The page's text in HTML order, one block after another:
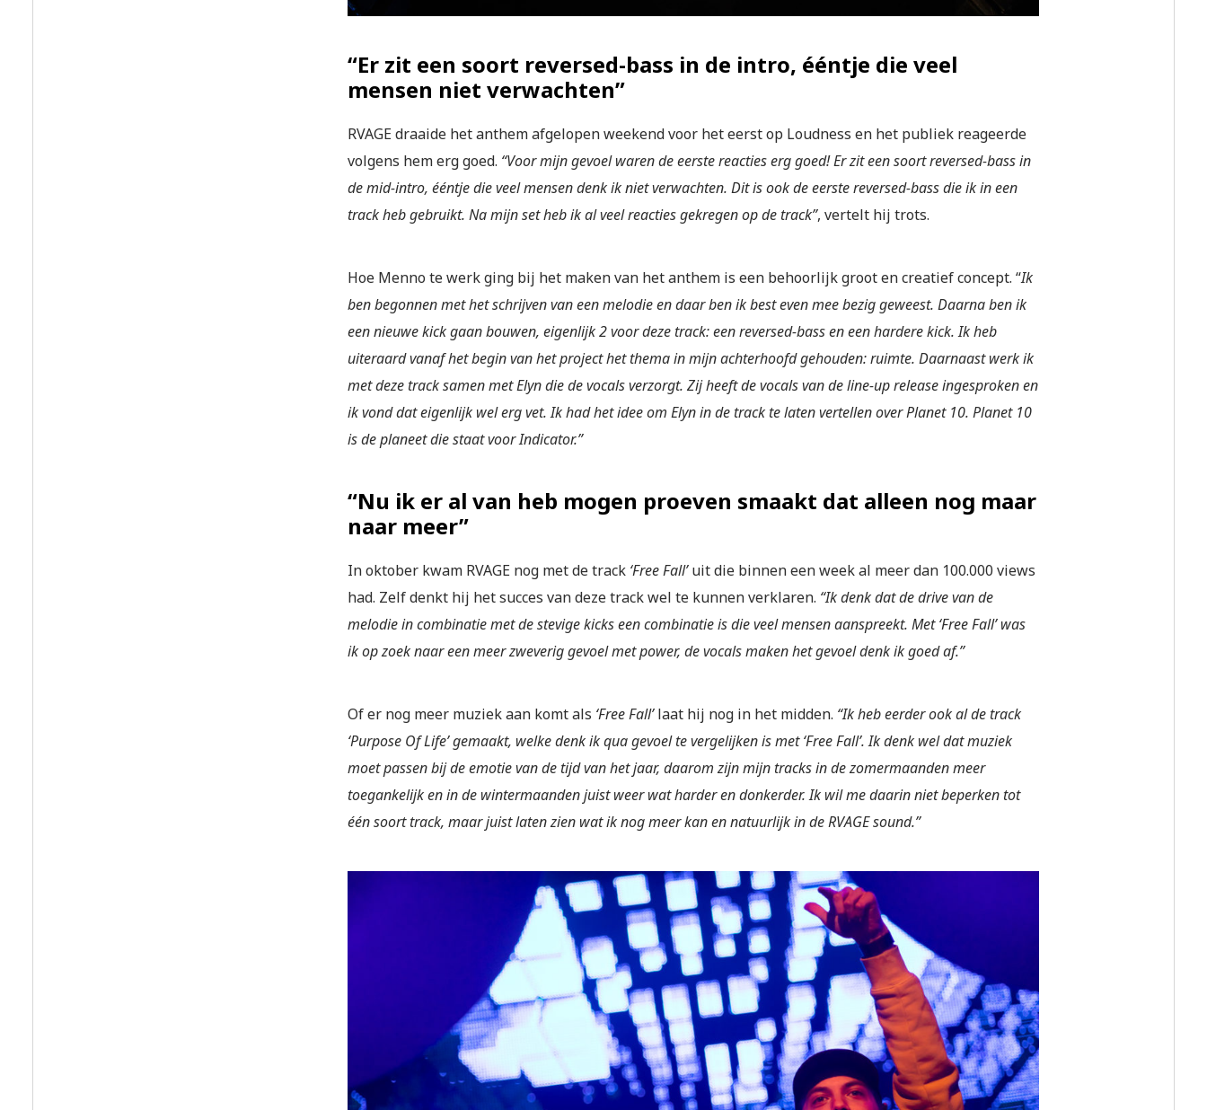
“Er zit een soort reversed-bass in de intro, ééntje die veel
mensen niet verwachten”
RVAGE draaide het anthem afgelopen weekend voor het eerst op Loudness en het publiek reageerde
volgens hem erg goed. “Voor mijn gevoel waren de eerste reacties erg goed! Er zit een soort reversed-bass in
de mid-intro, ééntje die veel mensen denk ik niet verwachten. Dit is ook de eerste reversed-bass die ik in een
track heb gebruikt. Na mijn set heb ik al veel reacties gekregen op de track”, vertelt hij trots.
Hoe Menno te werk ging bij het maken van het anthem is een behoorlijk groot en creatief concept. “Ik
ben begonnen met het schrijven van een melodie en daar ben ik best even mee bezig geweest. Daarna ben ik
een nieuwe kick gaan bouwen, eigenlijk 2 voor deze track: een reversed-bass en een hardere kick. Ik heb
uiteraard vanaf het begin van het project het thema in mijn achterhoofd gehouden: ruimte. Daarnaast werk ik
met deze track samen met Elyn die de vocals verzorgt. Zij heeft de vocals van de line-up release ingesproken en
ik vond dat eigenlijk wel erg vet. Ik had het idee om Elyn in de track te laten vertellen over Planet 10. Planet 10
is de planeet die staat voor Indicator.”
“Nu ik er al van heb mogen proeven smaakt dat alleen nog maar
naar meer”
In oktober kwam RVAGE nog met de track ‘Free Fall’uit die binnen een week al meer dan 100.000 views
had. Zelf denkt hij het succes van deze track wel te kunnen verklaren. “Ik denk dat de drive van de
melodie in combinatie met de stevige kicks een combinatie is die veel mensen aanspreekt. Met ‘Free Fall’ was
ik op zoek naar een meer zweverig gevoel met power, de vocals maken het gevoel denk ik goed af.”
Of er nog meer muziek aan komt als ‘Free Fall’laat hij nog in het midden. “Ik heb eerder ook al de track
‘Purpose Of Life’ gemaakt, welke denk ik qua gevoel te vergelijken is met ‘Free Fall’. Ik denk wel dat muziek
moet passen bij de emotie van de tijd van het jaar, daarom zijn mijn tracks in de zomermaanden meer
toegankelijk en in de wintermaanden juist weer wat harder en donkerder. Ik wil me daarin niet beperken tot
één soort track, maar juist laten zien wat ik nog meer kan en natuurlijk in de RVAGE sound.”